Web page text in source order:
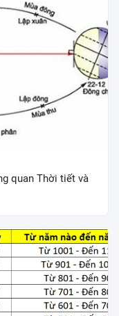
quan Thời tiết và